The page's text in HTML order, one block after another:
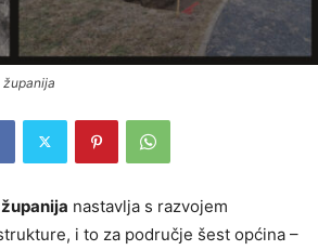
nastavlja s razvojem
i to za područje šest općina –